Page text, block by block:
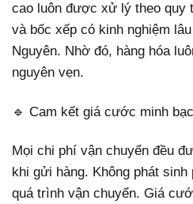
cao luôn được xử lý theo quy
và bốc xếp có kinh nghiệm
Nguyên. Nhờ đó, hàng hóa
nguyên vẹn.
🔹 Cam kết giá cước minh
Mọi chi phí vận chuyển đều
khi gửi hàng. Không phát
quá trình vận chuyển. Giá